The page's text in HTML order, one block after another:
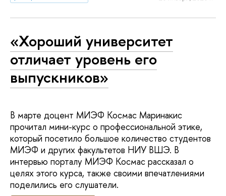
«Хороший университет
отличает уровень его
выпускников»
В марте доцент МИЭФ Космас Маринакис
прочитал мини-курс о профессиональной этике,
который посетило большое количество студентов
МИЭФ и других факультетов НИУ ВШЭ. В
интервью порталу МИЭФ Космас рассказал о
целях этого курса, также своими впечатлениями
поделились его слушатели.